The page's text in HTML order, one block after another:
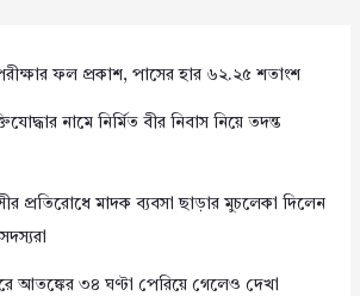
ফল প্রকাশ, পাসের হার ৬২.২৫ শতাংশ
নামে নির্মিত বীর নিবাস নিয়ে তদন্ত
প্রতিরোধে মাদক ব্যবসা ছাড়ার মুচলেকা দিলেন
আতঙ্কের ৩৪ ঘণ্টা পেরিয়ে গেলেও দেখা